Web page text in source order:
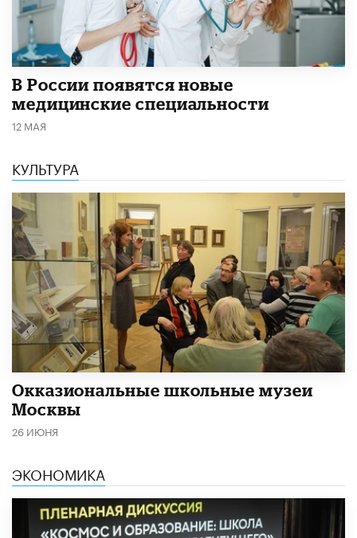
В России появятся новые
медицинские специальности
12 МАЯ
КУЛЬТУРА
​Окказиональные школьные музеи
Москвы
26 ИЮНЯ
ЭКОНОМИКА